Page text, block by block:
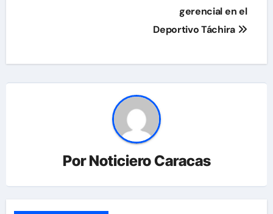
gerencial en el
Deportivo Táchira
PorNoticiero Caracas